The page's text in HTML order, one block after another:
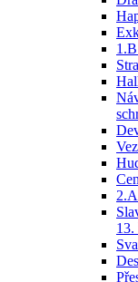
13.